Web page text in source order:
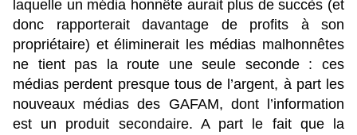
laquelle un média honnête aurait plus de succès (et
donc rapporterait davantage de profits à son
propriétaire) et éliminerait les médias malhonnêtes
ne tient pas la route une seule seconde : ces
médias perdent presque tous de l’argent, à part les
nouveaux médias des GAFAM, dont l’information
est un produit secondaire. A part le fait que la